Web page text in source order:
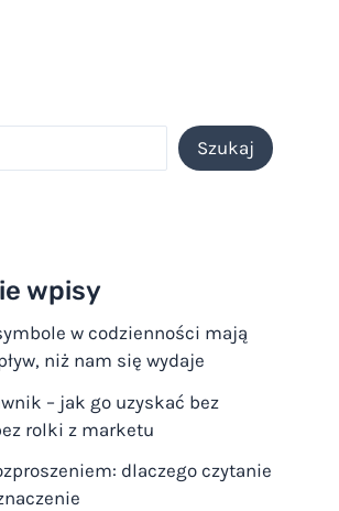
Szukaj
wpisy
w codzienności mają
niż nam się wydaje
– jak go uzyskać bez
rolki z marketu
dlaczego czytanie